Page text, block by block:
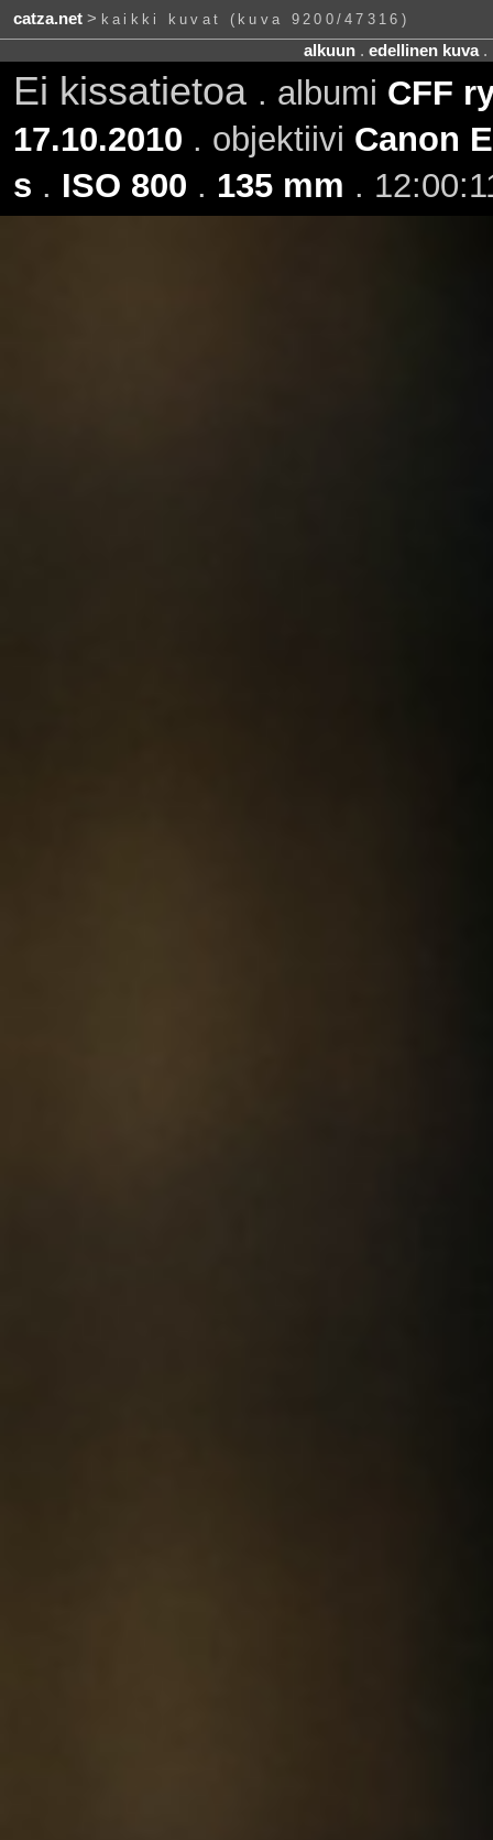
catza.net> kaikki kuvat (kuva 9200/47316)
alkuun. edellinen kuva.
Ei kissatietoa . albumi CFF
17.10.2010 . objektiivi Canon
s . ISO 800 . 135 mm .